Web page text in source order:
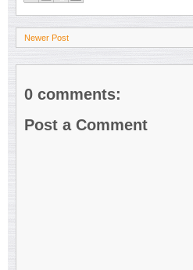
Newer Post
0 comments:
Post a Comment